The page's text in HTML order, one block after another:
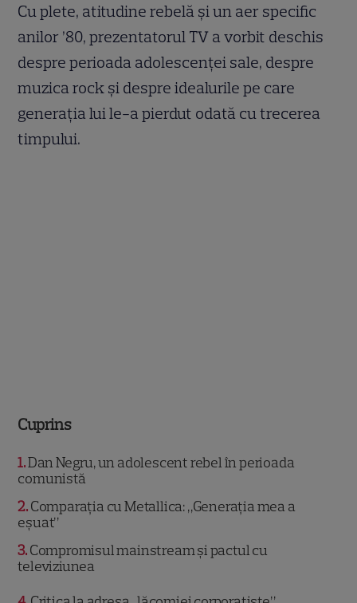
Cu plete, atitudine rebelă și un aer specific
anilor ’80, prezentatorul TV a vorbit deschis
despre perioada adolescenței sale, despre
muzica rock și despre idealurile pe care
generația lui le-a pierdut odată cu trecerea
timpului.
Cuprins
1 Dan Negru, un adolescent rebel în perioada
comunistă
2 Comparația cu Metallica: „Generația mea a
eșuat”
3 Compromisul mainstream și pactul cu
televiziunea